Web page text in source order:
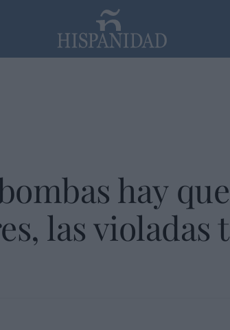
hay
las violadas